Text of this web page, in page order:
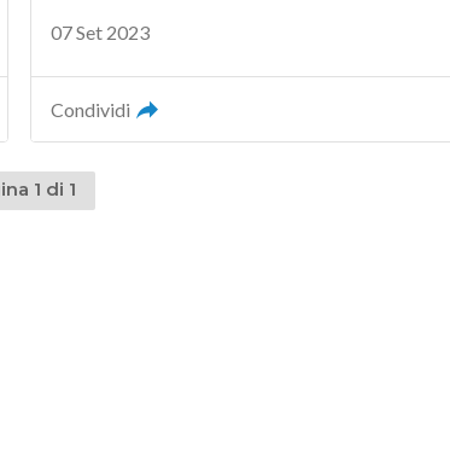
07 Set 2023
Condividi
1 di 1